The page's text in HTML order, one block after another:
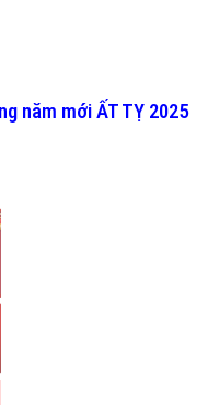
năm mới ẤT TỴ 2025